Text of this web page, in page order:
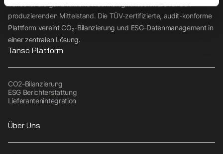
Tanso ist die ganzheitliche Nachhaltigkeitssoftware für den
produzierenden Mittelstand. Die TÜV-zertifizierte, audit-konforme
Plattform vereint CO₂-Bilanzierung und ESG-Datenmanagement in
einer zentralen Lösung.
Tanso Platform
CO2-Bilanzierung
ESG Berichterstattung
Lieferantenintegration
Über Uns